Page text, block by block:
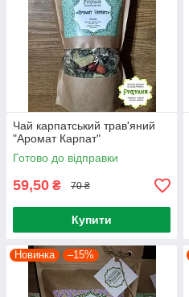
Чай карпатський трав'яний
"Аромат Карпат"
Готово до відправки
59,50 ₴ 70 ₴
Купити
Новинка –15%